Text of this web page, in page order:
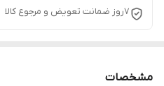
7روز ضمانت تعویض و مرجوع کالا
مشخصات